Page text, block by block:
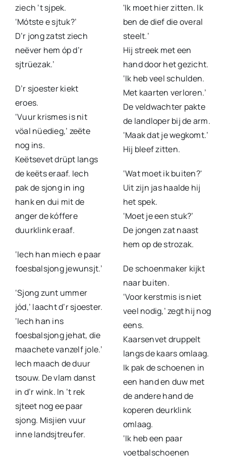
ziech ‘t sjpek.
‘Mótste e sjtuk?’
D’r jong zatst ziech
neëver hem óp d’r
sjtrüezak.’
D’r sjoester kiekt
eroes.
‘Vuur krismes is nit
vöal nüedieg,’ zeëte
nog ins.
Keëtsevet drüpt langs
de keëts eraaf. Iech
pak de sjong in ing
hank en dui mit de
anger de kóffere
duurklink eraaf.
‘Iech han miech e paar
foesbalsjong jewunsjt.’
‘Sjong zunt ummer
jód,’ laacht d’r sjoester.
‘Iech han ins
foesbalsjong jehat, die
maachete vanzelf jole.’
Iech maach de duur
tsouw. De vlam danst
in d’r wink. In ’t rek
sjteet nog ee paar
sjong. Misjien vuur
inne landsjtreufer.
'Ik moet hier zitten. Ik
ben de dief die overal
steelt.’
Hij streek met een
hand door het gezicht.
‘Ik heb veel schulden.
Met kaarten verloren.’
De veldwachter pakte
de landloper bij de arm.
‘Maak dat je wegkomt.’
Hij bleef zitten.
‘Wat moet ik buiten?'
Uit zijn jas haalde hij
het spek.
‘Moet je een stuk?’
De jongen zat naast
hem op de strozak.
De schoenmaker kijkt
naar buiten.
‘Voor kerstmis is niet
veel nodig,’ zegt hij nog
eens.
Kaarsenvet druppelt
langs de kaars omlaag.
Ik pak de schoenen in
een hand en duw met
de andere hand de
koperen deurklink
omlaag.
‘Ik heb een paar
voetbalschoenen